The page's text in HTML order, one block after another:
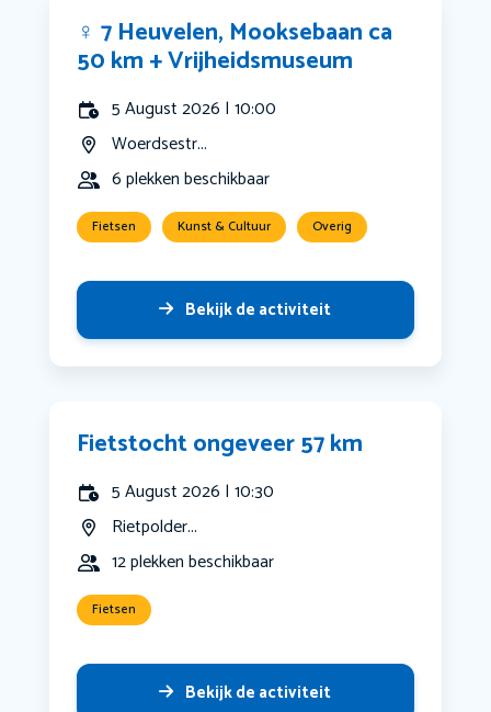
‍♀️ 7 Heuvelen, Mooksebaan ca
50 km + Vrijheidsmuseum
5 August 2026 | 10:00
Woerdsestr...
6 plekken beschikbaar
Fietsen Kunst & Cultuur Overig
Bekijk de activiteit
Fietstocht ongeveer 57 km
5 August 2026 | 10:30
Rietpolder...
12 plekken beschikbaar
Fietsen
Bekijk de activiteit